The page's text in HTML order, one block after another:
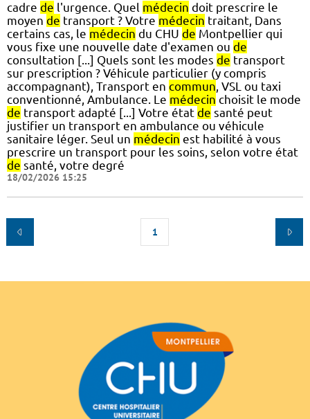
cadre de l'urgence. Quel médecin doit prescrire le
moyen de transport ? Votre médecin traitant, Dans
certains cas, le médecin du CHU de Montpellier qui
vous fixe une nouvelle date d'examen ou de
consultation [...] Quels sont les modes de transport
sur prescription ? Véhicule particulier (y compris
accompagnant), Transport en commun, VSL ou taxi
conventionné, Ambulance. Le médecin choisit le mode
de transport adapté [...] Votre état de santé peut
justifier un transport en ambulance ou véhicule
sanitaire léger. Seul un médecin est habilité à vous
prescrire un transport pour les soins, selon votre état
de santé, votre degré
18/02/2026 15:25
1